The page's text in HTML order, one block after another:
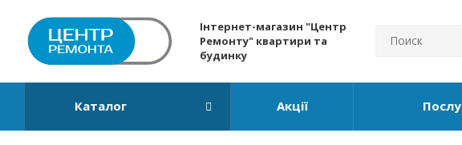
Інтернет-магазин "Центр
Ремонту" квартири та
будинку
Каталог Акції